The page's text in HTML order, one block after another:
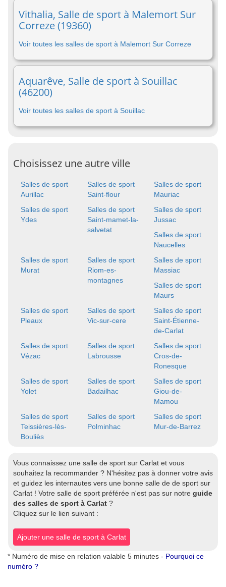
Vithalia, Salle de sport à Malemort Sur
Correze (19360)
Voir toutes les salles de sport à Malemort Sur Correze
Aquarêve, Salle de sport à Souillac
(46200)
Voir toutes les salles de sport à Souillac
Choisissez une autre ville
Salles de sport
Aurillac
Salles de sport
Saint-flour
Salles de sport
Mauriac
Salles de sport
Ydes
Salles de sport
Saint-mamet-la-
salvetat
Salles de sport
Jussac
Salles de sport
Naucelles
Salles de sport
Murat
Salles de sport
Riom-es-
montagnes
Salles de sport
Massiac
Salles de sport
Maurs
Salles de sport
Pleaux
Salles de sport
Vic-sur-cere
Salles de sport
Saint-Étienne-
de-Carlat
Salles de sport
Vézac
Salles de sport
Labrousse
Salles de sport
Cros-de-
Ronesque
Salles de sport
Yolet
Salles de sport
Badailhac
Salles de sport
Giou-de-
Mamou
Salles de sport
Teissières-lès-
Bouliès
Salles de sport
Polminhac
Salles de sport
Mur-de-Barrez
Vous connaissez une salle de sport sur Carlat et vous
souhaitez la recommander ? N'hésitez pas à donner votre avis
et guidez les internautes vers une bonne salle de de sport sur
Carlat ! Votre salle de sport préférée n'est pas sur notre guide
des salles de sport à Carlat ?
Cliquez sur le lien suivant :
Ajouter une salle de sport à Carlat
* Numéro de mise en relation valable 5 minutes - Pourquoi ce
numéro ?